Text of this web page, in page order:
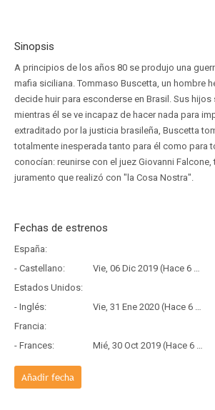
Sinopsis
A principios de los años 80 se produjo una
mafia siciliana. Tommaso Buscetta, un hombre
decide huir para esconderse en Brasil. Sus
mientras él se ve incapaz de hacer nada para
extraditado por la justicia brasileña, Buscetta
totalmente inesperada tanto para él como para
conocían: reunirse con el juez Giovanni Falcone,
juramento que realizó con "la Cosa Nostra".
Fechas de estrenos
España:
- Castellano:
Vie, 06 Dic 2019 (Hace 6 años y 8 meses)
Estados Unidos:
- Inglés:
Vie, 31 Ene 2020 (Hace 6 años y 6 meses)
Francia:
- Frances:
Mié, 30 Oct 2019 (Hace 6 años y 9 meses)
Añadir fecha